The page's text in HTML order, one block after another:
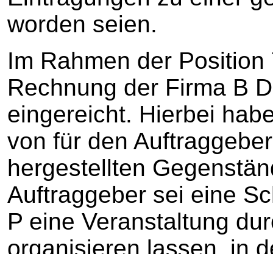
worden seien.
Im Rahmen der
Rechnung der Firma B
eingereicht. Hierbei
von für den
hergestellten
Auftraggeber sei eine
P eine Veranstaltung
organisieren lassen, in